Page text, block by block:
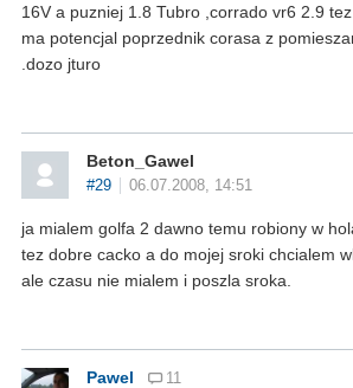
16V a puzniej 1.8 Tubro ,corrado vr6 2.9
ma potencjal poprzednik corasa z
.dozo jturo
Beton_Gawel
#29 06.07.2008, 14:51
ja mialem golfa 2 dawno temu robiony w
tez dobre cacko a do mojej sroki chcialem
ale czasu nie mialem i poszla sroka.
Pawel
11